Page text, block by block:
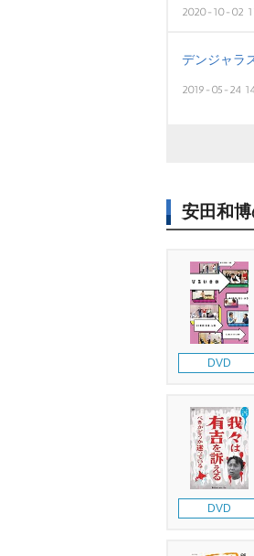
2020-10-02
デンジャラ
2019-05-24
安田和
DVD
DVD